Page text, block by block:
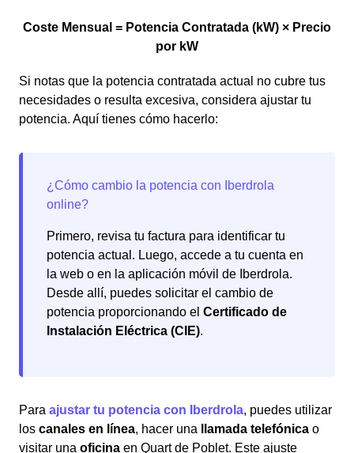
Coste Mensual = Potencia Contratada (kW) × Precio
por kW
Si notas que la potencia contratada actual no cubre tus
necesidades o resulta excesiva, considera ajustar tu
potencia. Aquí tienes cómo hacerlo:
Primero, revisa tu factura para identificar tu
potencia actual. Luego, accede a tu cuenta en
la web o en la aplicación móvil de Iberdrola.
Desde allí, puedes solicitar el cambio de
potencia proporcionando el Certificado de
Instalación Eléctrica (CIE).
Para ajustar tu potencia con Iberdrola, puedes utilizar
los canales en línea, hacer una llamada telefónica o
visitar una oficina en Quart de Poblet. Este ajuste